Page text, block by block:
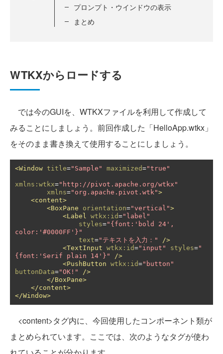
プロンプト・ウインドウの表示
まとめ
WTKXからロードする
では今のGUIを、WTKXファイルを利用して作成して
みることにしましょう。前回作成した「HelloApp.wtkx」
をそのまま書き換えて使用することにしましょう。
<Window title="Sample" maximized="true"
xmlns:wtkx="http://pivot.apache.org/wtkx"
xmlns="org.apache.pivot.wtk">
<content>
<BoxPane
orientation="vertical">
<Label wtkx:id="label"
styles="{font:'bold 24',
color:'#0000FF'}"
text="テキストを入力："
/>
<TextInput wtkx:id="input" styles="
{font:'Serif plain 14'}"
/>
<PushButton wtkx:id="button"
buttonData="OK!"
/>
</BoxPane>
</content>
</Window>
<content>タグ内に、今回使用したコンポーネント類が
まとめられています。ここでは、次のようなタグが使わ